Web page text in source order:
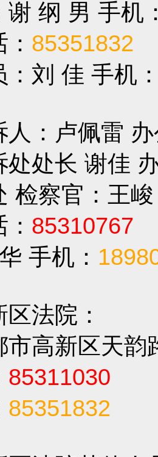
谢 纲 男 手机
85351832
：刘 佳 手机
人：卢佩雷
处处长 谢佳
检察官：王
85310767
手机：
法院：
市高新区天韵
85311030
85351832